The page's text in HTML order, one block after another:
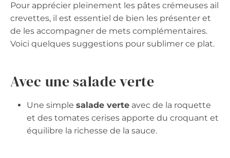
Pour apprécier pleinement les pâtes crémeuses ail
crevettes, il est essentiel de bien les présenter et
de les accompagner de mets complémentaires.
Voici quelques suggestions pour sublimer ce plat.
Avec une salade verte
Une simple salade verte avec de la roquette
et des tomates cerises apporte du croquant et
équilibre la richesse de la sauce.